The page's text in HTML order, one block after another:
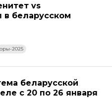
vs
в беларусском
2025
беларусской
с 20 по 26 января